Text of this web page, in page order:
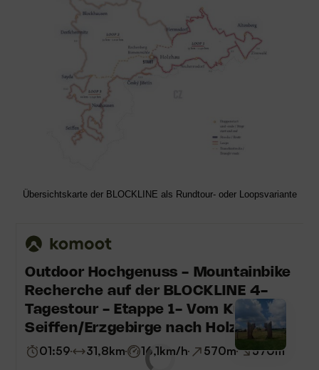
Übersichtskarte der BLOCKLINE als Rundtour- oder Loopsvariante